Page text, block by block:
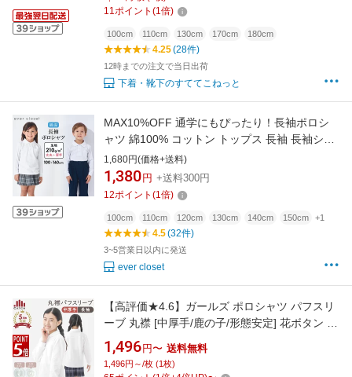
の子 子供 鹿の子
11ポイント (1倍)
100cm 110cm 130cm 170cm 180cm
4.25(28件)
12時までの注文で当日出荷
下着・靴下のすててこねっと
MAX10%OFF 通学にもぴったり！長袖ポロシ
ャツ 綿100% コットン トップス 長袖 長袖シャ
ツ ポロシャツ スクールシャツ 学校シャツ 制服
学生服 襟付き シンプル 無地 小学校 新学期 幼
稚園 通園 通学26SS
1,680円(価格+送料)
1,380 円 +送料300円
12ポイント (1倍)
100cm 110cm 120cm 130cm 140cm 150cm +1
4.5(32件)
3~5営業日以内に発送
ever closet
【高評価★4.6】ガールズ ポロシャツ パフスリ
ーブ 丸襟 [中厚手/鹿の子/形態安定] 花ボタン 丸
ボタン 長袖 白 鹿の子 ノーアイロン 吸水速乾
スクール ポロシャツ キッズ 女の子 子供 小学生
小学校 制服 かわいい 入学 送料無料【365日当
1,496 円〜 送料無料
1,496円～/枚 (1枚)